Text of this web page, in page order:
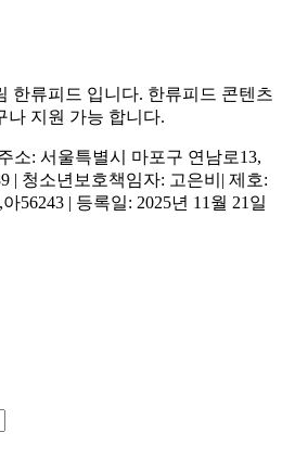
한류피드 입니다. 한류피드 콘텐츠
나 지원 가능 합니다.
소: 서울특별시 마포구 연남로13,
| 청소년보호책임자: 고은비| 제호:
56243 | 등록일: 2025년 11월 21일